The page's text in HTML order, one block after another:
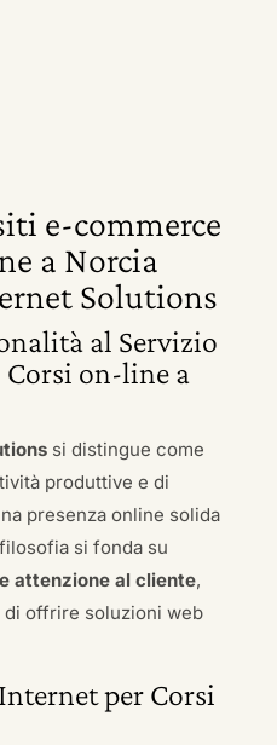
e-commerce
a Norcia
Solutions
al Servizio
on-line a
si distingue come
produttive e di
presenza online solida
si fonda su
attenzione al cliente,
offrire soluzioni web
per Corsi